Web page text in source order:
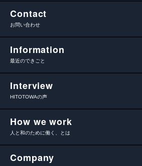
Contact
お問い合わせ
Information
最近のできごと
Interview
HITOTOWAの声
How we work
人と和のために働く、とは
Company